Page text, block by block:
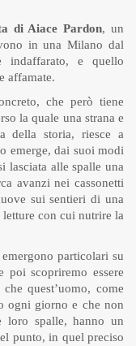
di Aiace Pardon, un
in una Milano dal
e quello
affamate.
che però tiene
la quale una strana e
della storia, riesce a
emerge, dai suoi modi
lasciata alle spalle una
avanzi nei cassonetti
sui sentieri di una
con cui nutrire la
particolari su
poi scopriremo essere
quest’uomo, come
ogni giorno e che non
loro spalle, hanno un
punto, in quel preciso